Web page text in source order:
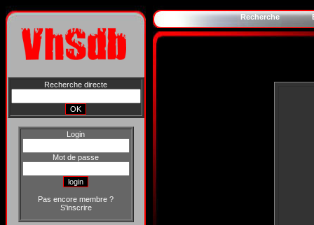
Recherche directe
Login
Mot de passe
Pas encore membre ?
S'inscrire
Recherche